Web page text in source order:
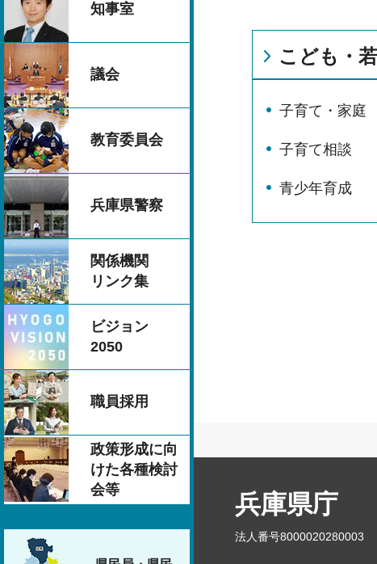
知事室
議会
教育委員会
兵庫県警察
関係機関
リンク集
ビジョン
2050
職員採用
政策形成に向
けた各種検討
会等
こども・
子育て・家庭
子育て相談
青少年育成
兵庫県庁
法人番号8000020280003